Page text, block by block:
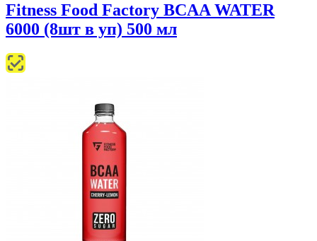
Fitness Food Factory BCAA WATER
6000 (8шт в уп) 500 мл